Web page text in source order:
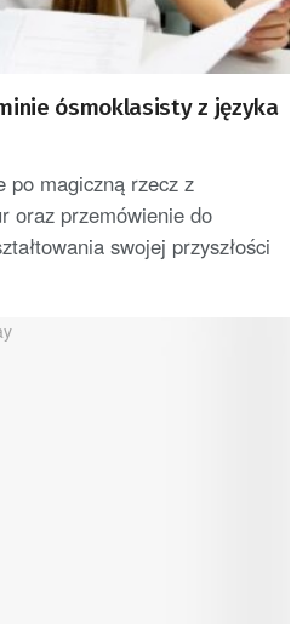
ósmoklasisty z języka
po magiczną rzecz z
oraz przemówienie do
swojej przyszłości